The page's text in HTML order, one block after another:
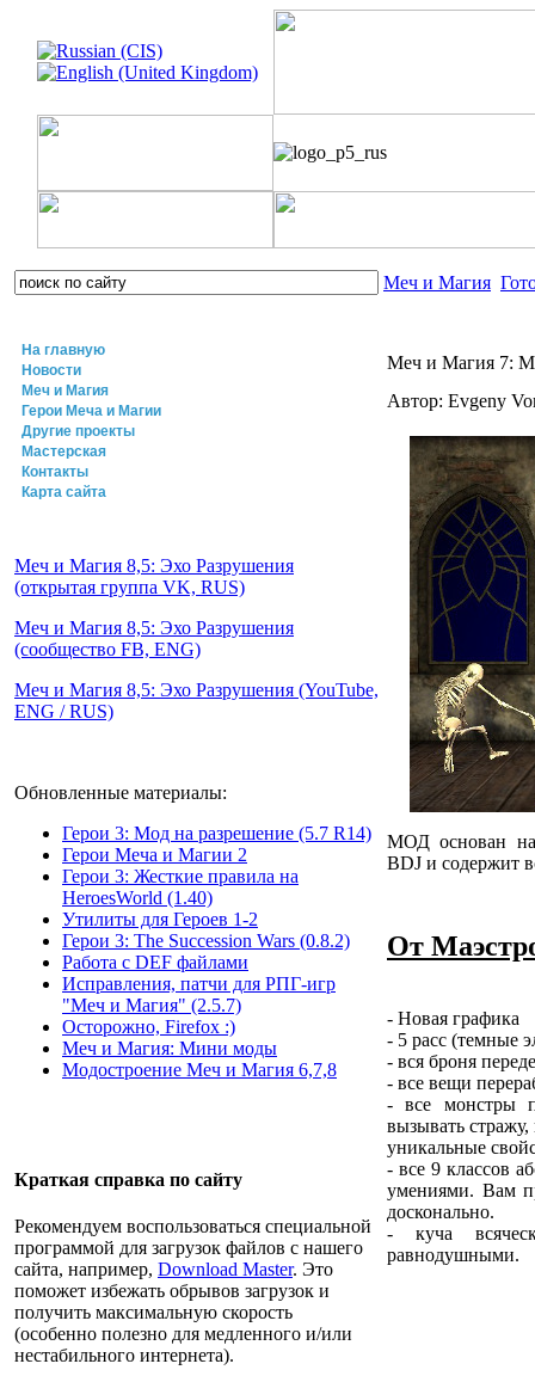
На главную
Новости
Меч и Магия
Герои Меча и Магии
Другие проекты
Мастерская
Контакты
Карта сайта
Меч и Магия 8,5: Эхо Разрушения
(открытая группа VK, RUS)
Меч и Магия 8,5: Эхо Разрушения
(сообщество FB, ENG)
Меч и Магия 8,5: Эхо Разрушения (YouTube,
ENG / RUS)
Обновленные материалы:
Герои 3: Мод на разрешение (5.7 R14)
Герои Меча и Магии 2
Герои 3: Жесткие правила на
HeroesWorld (1.40)
Утилиты для Героев 1-2
Герои 3: The Succession Wars (0.8.2)
Работа с DEF файлами
Исправления, патчи для РПГ-игр
"Меч и Магия" (2.5.7)
Осторожно, Firefox :)
Меч и Магия: Мини моды
Модостроение Mеч и Mагия 6,7,8
Краткая справка по сайту
Рекомендуем воспользоваться специальной
программой для загрузок файлов с нашего
сайта, например, Download Master. Это
поможет избежать обрывов загрузок и
получить максимальную скорость
(особенно полезно для медленного и/или
нестабильного интернета).
Меч и Магия
Меч и Магия 7:
Автор: Evgeny
МОД основан на
BDJ и содержит
От
- Новая графика
- 5 расс (темные
- вся броня
- все вещи
- все монстры
вызывать
уникальные
- все 9 классов
умениями. Вам
досконально.
- куча
равнодушными.